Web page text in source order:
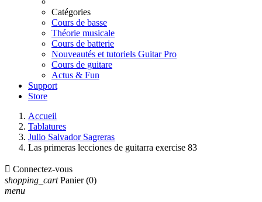
Catégories
Cours de basse
Théorie musicale
Cours de batterie
Nouveautés et tutoriels Guitar Pro
Cours de guitare
Actus & Fun
Support
Store
Accueil
Tablatures
Julio Salvador Sagreras
Las primeras lecciones de guitarra exercise 83
 Connectez-vous
shopping_cart Panier (0)
menu